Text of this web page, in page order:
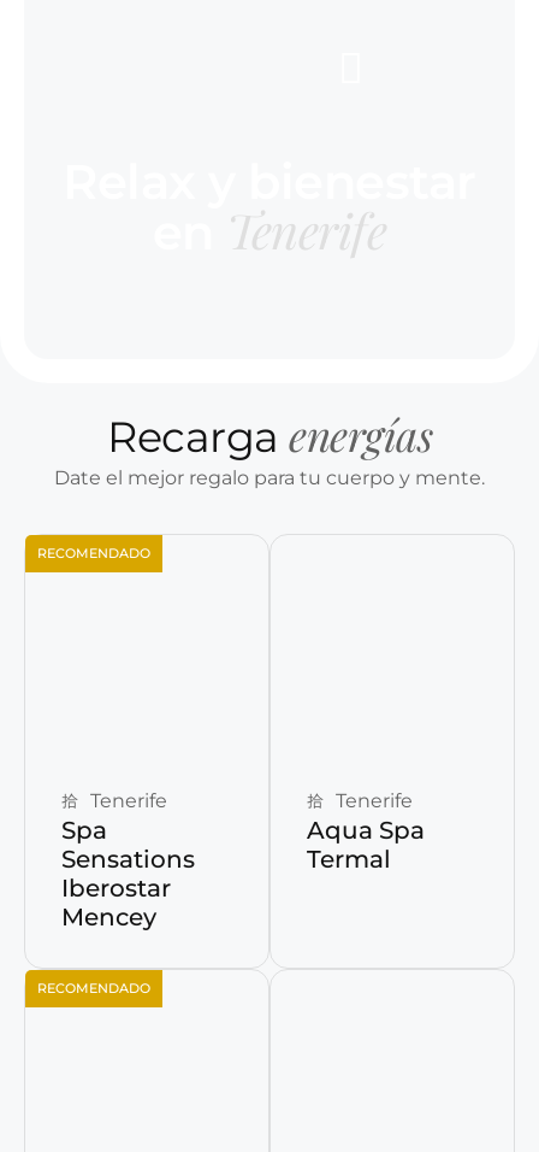
Tenerife
Recarga energías
Date el mejor regalo para tu cuerpo y mente.
RECOMENDADO
Tenerife
Spa
Sensations
Iberostar
Mencey
Tenerife
Aqua Spa
Termal
RECOMENDADO